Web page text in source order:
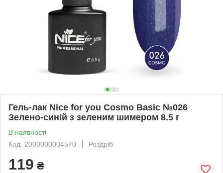
Гель-лак Nice for you Cosmo Basic №026
Зелено-синій з зеленим шимером 8.5 г
В наявності
Код: 2000000004570
Роздріб
119 ₴